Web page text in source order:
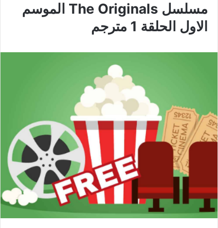
مسلسل The Originals الموسم
الاول الحلقة 1 مترجم